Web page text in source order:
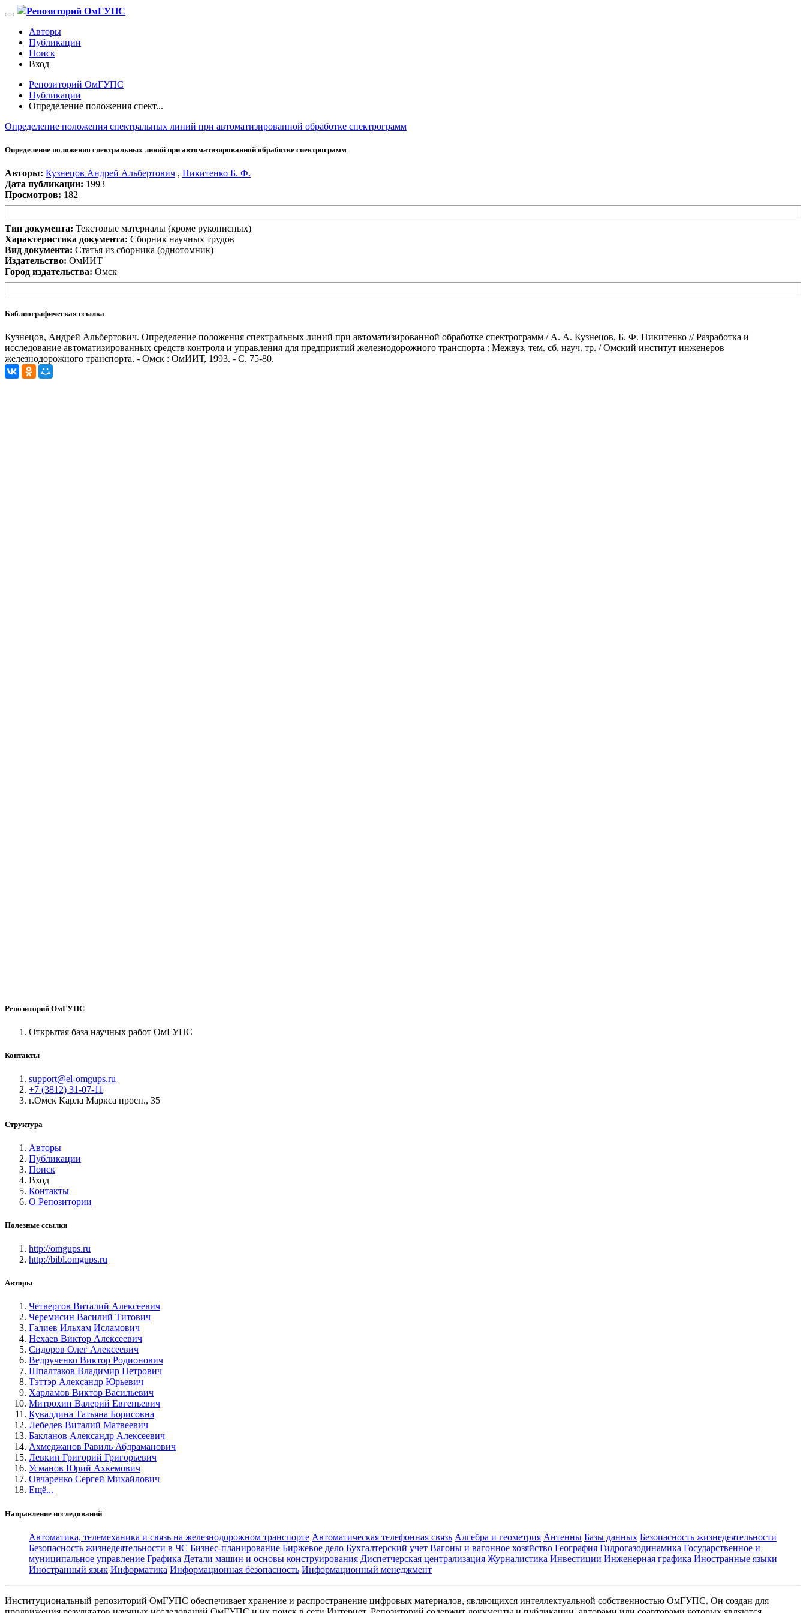
Репозиторий ОмГУПС
Авторы
Публикации
Поиск
Вход
Репозиторий ОмГУПС
Публикации
Определение положения спект...
Определение положения спектральных линий при автоматизированной обработке спектрограмм
Определение положения спектральных линий при автоматизированной обработке спектрограмм
Авторы: Кузнецов Андрей Альбертович , Никитенко Б. Ф.
Дата публикации: 1993
Просмотров: 182
Тип документа: Текстовые материалы (кроме рукописных)
Характеристика документа: Сборник научных трудов
Вид документа: Статья из сборника (однотомник)
Издательство: ОмИИТ
Город издательства: Омск
Библиографическая ссылка
Кузнецов, Андрей Альбертович. Определение положения спектральных линий при автоматизированной обработке спектрограмм / А. А. Кузнецов, Б. Ф. Никитенко // Разработка и
исследование автоматизированных средств контроля и управления для предприятий железнодорожного транспорта : Межвуз. тем. сб. науч. тр. / Омский институт инженеров
железнодорожного транспорта. - Омск : ОмИИТ, 1993. - С. 75-80.
Репозиторий ОмГУПС
Открытая база научных работ ОмГУПС
Контакты
support@el-omgups.ru
+7 (3812) 31-07-11
г.Омск Карла Маркса просп., 35
Структура
Авторы
Публикации
Поиск
Вход
Контакты
О Репозитории
Полезные ссылки
http://omgups.ru
http://bibl.omgups.ru
Авторы
Четвергов Виталий Алексеевич
Черемисин Василий Титович
Галиев Ильхам Исламович
Нехаев Виктор Алексеевич
Сидоров Олег Алексеевич
Ведрученко Виктор Родионович
Шпалтаков Владимир Петрович
Тэттэр Александр Юрьевич
Харламов Виктор Васильевич
Митрохин Валерий Евгеньевич
Кувалдина Татьяна Борисовна
Лебедев Виталий Матвеевич
Бакланов Александр Алексеевич
Ахмеджанов Равиль Абдраманович
Левкин Григорий Григорьевич
Усманов Юрий Ахкемович
Овчаренко Сергей Михайлович
Ещё...
Направление исследований
Автоматика, телемеханика и связь на железнодорожном транспорте Автоматическая телефонная связь Алгебра и геометрия Антенны Базы данных Безопасность жизнедеятельности
Безопасность жизнедеятельности в ЧС Бизнес-планирование Биржевое дело Бухгалтерский учет Вагоны и вагонное хозяйство География Гидрогазодинамика Государственное и
муниципальное управление Графика Детали машин и основы конструирования Диспетчерская централизация Журналистика Инвестиции Инженерная графика Иностранные языки
Иностранный язык Информатика Информационная безопасность Информационный менеджмент
Институциональный репозиторий ОмГУПС обеспечивает хранение и распространение цифровых материалов, являющихся интеллектуальной собственностью ОмГУПС. Он создан для